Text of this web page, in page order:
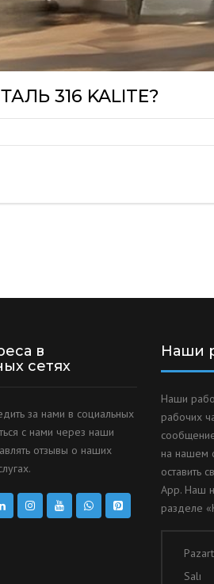
316 KALITE?
в
сетях
за нами в социальных
с нами через наши
отзывы о наших
Наши
Наши
рабочих
на нашем
оставить
App. Наш
разделе
Salı